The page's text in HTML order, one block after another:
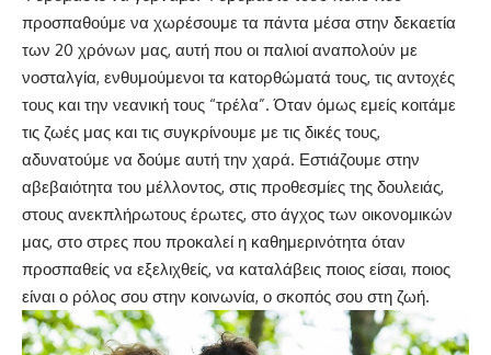
προσπαθούμε να χωρέσουμε τα πάντα μέσα στην δεκαετία
των 20 χρόνων μας, αυτή που οι παλιοί αναπολούν με
νοσταλγία, ενθυμούμενοι τα κατορθώματά τους, τις αντοχές
τους και την νεανική τους “τρέλα”. Όταν όμως εμείς κοιτάμε
τις ζωές μας και τις συγκρίνουμε με τις δικές τους,
αδυνατούμε να δούμε αυτή την χαρά. Εστιάζουμε στην
αβεβαιότητα του μέλλοντος, στις προθεσμίες της δουλειάς,
στους ανεκπλήρωτους έρωτες, στο άγχος των οικονομικών
μας, στο στρες που προκαλεί η καθημερινότητα όταν
προσπαθείς να εξελιχθείς, να καταλάβεις ποιος είσαι, ποιος
είναι ο ρόλος σου στην κοινωνία, ο σκοπός σου στη ζωή.